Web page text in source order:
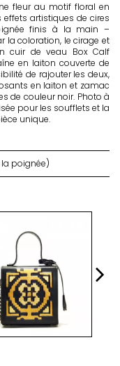
fleur au motif floral en
artistiques de cires
finis à la main –
la coloration, le cirage et
cuir de veau Box Calf
en laiton couverte de
de rajouter les deux,
en laiton et zamac
de couleur noir. Photo à
pour les soufflets et la
unique.
la poignée)